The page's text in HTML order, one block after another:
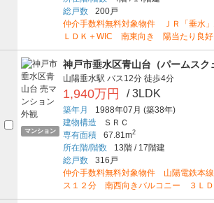
総戸数
200戸
仲介手数料無料対象物件 ＪＲ「垂水
ＬＤＫ＋WIC 南東向き 陽当たり良
マンション
神戸市垂水区青山台（パームスク
山陽垂水駅 バス12分 徒歩4分
1,940万円 / 3LDK
築年月 1988年07月 (築38年)
建物構造
ＳＲＣ
専有面積
67.81m2
所在階/階数 13階 /17階建
総戸数
316戸
仲介手数料無料対象物件 山陽電鉄本
ス１２分 南西向きバルコニー ３Ｌ